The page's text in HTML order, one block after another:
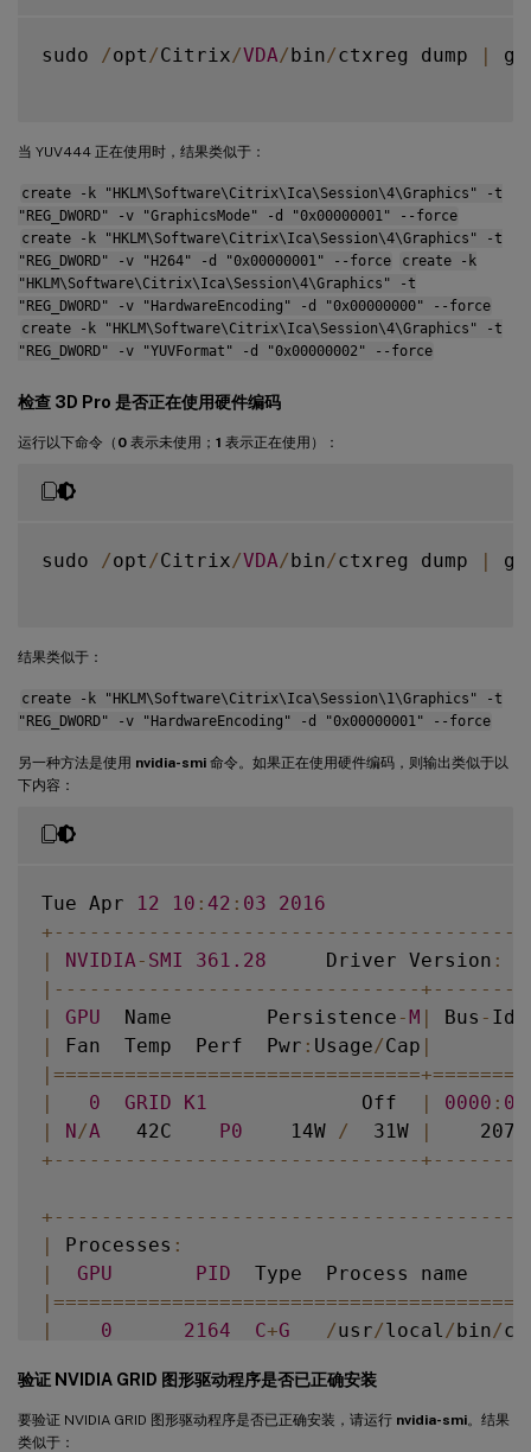
sudo /opt /Citrix/VDA/bin/ctxreg dump |
当 YUV444 正在使用时，结果类似于：
create -k "HKLM\Software\Citrix\Ica\Session\4\Graphics" -t
"REG_DWORD" -v "GraphicsMode" -d "0x00000001" --force
create -k "HKLM\Software\Citrix\Ica\Session\4\Graphics" -t
"REG_DWORD" -v "H264" -d "0x00000001" --force
create -k
"HKLM\Software\Citrix\Ica\Session\4\Graphics" -t
"REG_DWORD" -v "HardwareEncoding" -d "0x00000000" --force
create -k "HKLM\Software\Citrix\Ica\Session\4\Graphics" -t
"REG_DWORD" -v "YUVFormat" -d "0x00000002" --force
检查 3D Pro 是否正在使用硬件编码
运行以下命令（ 0 表示未使用； 1 表示正在使用）：
sudo /opt /Citrix/VDA/bin/ctxreg dump |
结果类似于：
create -k "HKLM\Software\Citrix\Ica\Session\1\Graphics" -t
"REG_DWORD" -v "HardwareEncoding" -d "0x00000001" --force
另一种方法是使用 nvidia-smi 命令。如果正在使用硬件编码，则输出类似于以
下内容：
Tue Apr 12 10 : 42 : 03
2016
+ -- -- -- -- -- -- -- -- -- -- -- -- -- -- -- -- -- -- -- --
|
NVIDIA - SMI 361.28
     Driver Version
:
| -- -- -- -- -- -- -- -- -- -- -- -- -- -- -- -+ -- -- -- --
|
GPU
  Name        Persistence
-M | Bus - Id
|
Fan  Temp  Perf  Pwr : Usage/Cap |
|===============================+=======
|
0 GRID K1
             Off
| 0000 : 00
|
N/A
   42C
P0
    14W
/
  31W
|
+ -- -- -- -- -- -- -- -- -- -- -- -- -- -- -- -+ -- -- -- --
+ -- -- -- -- -- -- -- -- -- -- -- -- -- -- -- -- -- -- -- --
|
Processes :
|
GPU PID
Type  Process name
|========================================
|
0 2164 C+G /usr/local /bin/
+ ----------------------------
验证 NVIDIA GRID 图形驱动程序是否已正确安装
要验证 NVIDIA GRID 图形驱动程序是否已正确安装，请运行 nvidia-smi。结果
类似于：